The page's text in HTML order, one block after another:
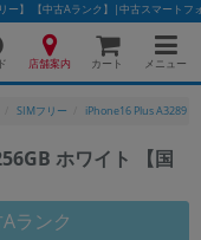
ー】 【中古Aランク】|中古スマートフ
店舗案内 カート メニュー
SIMフリー iPhone16 Plus A3289
ホワイト 【国
ランク
る